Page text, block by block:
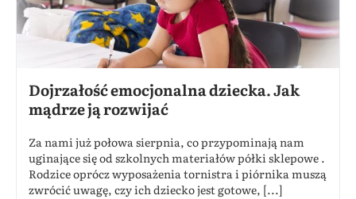
Dojrzałość emocjonalna dziecka. Jak
mądrze ją rozwijać
Za nami już połowa sierpnia, co przypominają nam
uginające się od szkolnych materiałów półki sklepowe .
Rodzice oprócz wyposażenia tornistra i piórnika muszą
zwrócić uwagę, czy ich dziecko jest gotowe, [...]